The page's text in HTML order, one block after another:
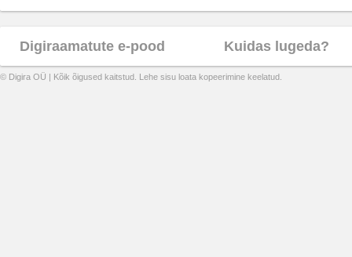
Digiraamatute e-pood Kuidas lugeda?
© Digira OÜ | Kõik õigused kaitstud. Lehe sisu loata kopeerimine keelatud.